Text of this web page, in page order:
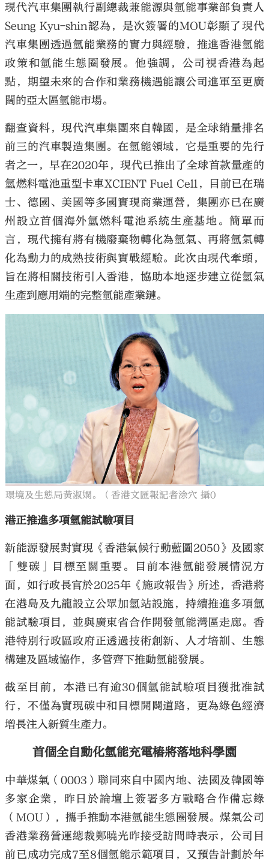
現代汽車集團執行副總裁兼能源與氫能事業部負責人
Seung Kyu-shin認為，是次簽署的MOU彰顯了現代
汽車集團透過氫能業務的實力與經驗，推進香港氫能
政策和氫能生態圈發展。他強調，公司視香港為起
點，期望未來的合作和業務機遇能讓公司進軍至更廣
闊的亞太區氫能市場。
翻查資料，現代汽車集團來自韓國，是全球銷量排名
前三的汽車製造集團。在氫能領域，它是重要的先行
者之一，早在2020年，現代已推出了全球首款量產的
氫燃料電池重型卡車XCIENT Fuel Cell，目前已在瑞
士、德國、美國等多國實現商業運營，集團亦已在廣
州設立首個海外氫燃料電池系統生產基地。簡單而
言，現代擁有將有機廢棄物轉化為氫氣、再將氫氣轉
化為動力的成熟技術與實戰經驗。此次由現代牽頭，
旨在將相關技術引入香港，協助本地逐步建立從氫氣
生產到應用端的完整氫能產業鏈。
環境及生態局黃淑嫻。（香港文匯報記者涂穴 攝0
港正推進多項氫能試驗項目
新能源發展對實現《香港氣候行動藍圖2050》及國家
「雙碳」目標至關重要。目前本港氫能發展情況方
面，如行政長官於2025年《施政報告》所述，香港將
在港島及九龍設立公眾加氫站設施，持續推進多項氫
能試驗項目，並與廣東省合作開發氫能灣區走廊。香
港特別行政區政府正透過技術創新、人才培訓、生態
構建及區域協作，多管齊下推動氫能發展。
截至目前，本港已有逾30個氫能試驗項目獲批准試
行，不僅為實現碳中和目標開闢道路，更為綠色經濟
增長注入新質生產力。
首個全自動化氫能充電樁將落地科學園
中華煤氣（0003）聯同來自中國內地、法國及韓國等
多家企業，昨日於論壇上簽署多方戰略合作備忘錄
（MOU），攜手推動本港氫能生態圈發展。煤氣公司
香港業務營運總裁鄭曉光昨接受訪問時表示，公司目
前已成功完成7至8個氫能示範項目，又預告計劃於年